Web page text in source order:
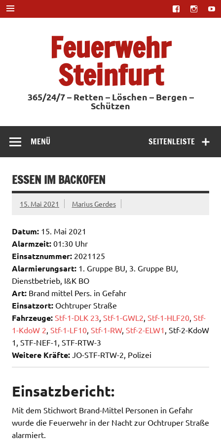
Zum
Inhalt
springen
Feuerwehr
Steinfurt
365/24/7 – Retten – Löschen – Bergen –
Schützen
SEITENLEISTE
MENÜ
ESSEN IM BACKOFEN
15. Mai 2021 Marius Gerdes
Datum: 15. Mai 2021
Alarmzeit: 01:30 Uhr
Einsatznummer: 2021125
Alarmierungsart: 1. Gruppe BU, 3. Gruppe BU,
Dienstbetrieb, I&K BO
Art: Brand mittel Pers. in Gefahr
Einsatzort: Ochtruper Straße
Fahrzeuge: Stf-1-DLK 23 Stf-1-GWL2 Stf-1-HLF20 Stf-
1-KdoW 2 Stf-1-LF10 Stf-1-RW, Stf-2-ELW1 , Stf-2-KdoW
1, STF-NEF-1, STF-RTW-3
Weitere Kräfte: JO-STF-RTW-2, Polizei
Einsatzbericht:
Mit dem Stichwort Brand-Mittel Personen in Gefahr
wurde die Feuerwehr in der Nacht zur Ochtruper Straße
alarmiert.